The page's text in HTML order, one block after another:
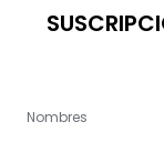
Nombres